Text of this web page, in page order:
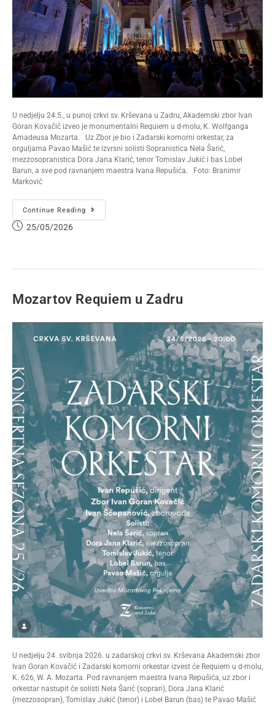
U nedjelju 24.5., u punoj crkvi sv. Krševana u Zadru, Akademski zbor Ivan
Goran Kovačić izveo je monumentalni Requiem u d-molu, K. Wolfganga
Amadeusa Mozarta. Uz Zbor je bio i Zadarski komorni orkestar, za
orguljama Pavao Mašić te izvrsni solisti Sopranistica Nela Šarić,
mezzosopranistica Dora Jana Klarić, tenor Tomislav Jukić i bas Lobel
Barun, a sve pod ravnanjem maestra Ivana Repušića. Foto: Branimir
Marković
Continue Reading
25/05/2026
Mozartov Requiem u Zadru
U nedjelju 24. svibnja 2026. u zadarskoj crkvi sv. Krševana Akademski zbor
Ivan Goran Kovačić i Zadarski komorni orkestar izvest će Requiem u d-molu,
K. 626, W. A. Mozarta. Pod ravnanjem maestra Ivana Repušića, uz zbor i
orkestar nastupit će solisti Nela Šarić (sopran), Dora Jana Klarić
(mezzosopran), Tomislav Jukić (tenor) i Lobel Barun (bas) te Pavao Mašić